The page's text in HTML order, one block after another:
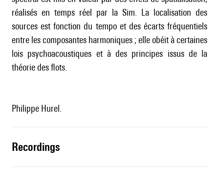
réalisés en temps réel par la Sim. La localisation des
sources est fonction du tempo et des écarts fréquentiels
entre les composantes harmoniques ; elle obéit à certaines
lois psychoacoustiques et à des principes issus de la
théorie des flots.
Philippe Hurel.
recordings